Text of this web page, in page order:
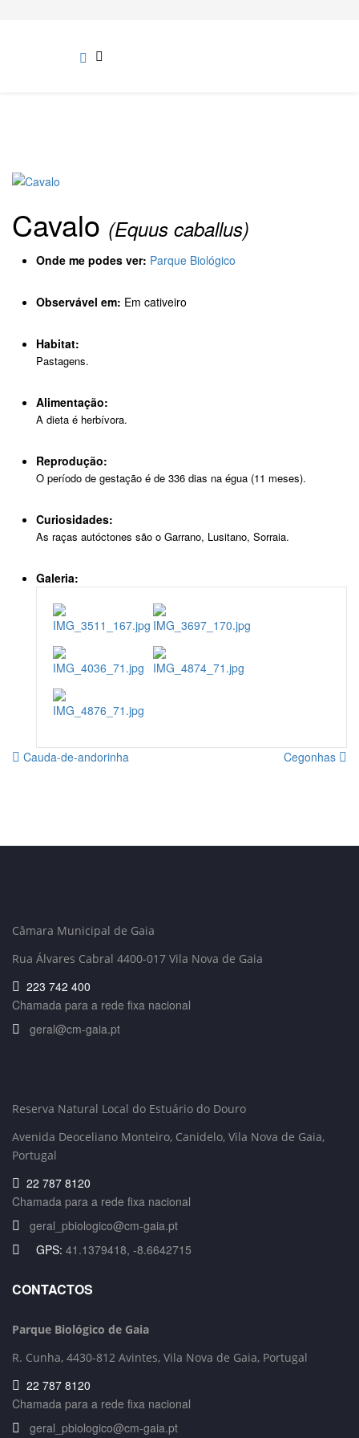
Cavalo (Equus caballus)
Onde me podes ver: Parque Biológico
Observável em: Em cativeiro
Habitat:
Pastagens.
Alimentação:
A dieta é herbívora.
Reprodução:
O período de gestação é de 336 dias na égua (11 meses).
Curiosidades:
As raças autóctones são o Garrano, Lusitano, Sorraia.
Galeria:
Cauda-de-andorinha Cegonhas
Câmara Municipal de Gaia
Rua Álvares Cabral 4400-017 Vila Nova de Gaia
223 742 400
Chamada para a rede fixa nacional
geral@cm-gaia.pt
Reserva Natural Local do Estuário do Douro
Avenida Deoceliano Monteiro, Canidelo, Vila Nova de Gaia,
Portugal
22 787 8120
Chamada para a rede fixa nacional
geral_pbiologico@cm-gaia.pt
GPS: 41.1379418, -8.6642715
CONTACTOS
Parque Biológico de Gaia
R. Cunha, 4430-812 Avintes, Vila Nova de Gaia, Portugal
22 787 8120
Chamada para a rede fixa nacional
geral_pbiologico@cm-gaia.pt